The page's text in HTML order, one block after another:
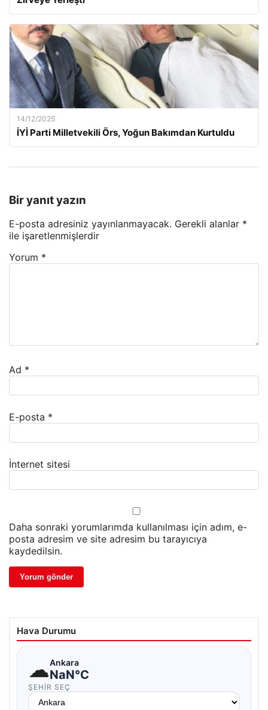
14/12/2025
İYİ Parti Milletvekili Örs, Yoğun Bakımdan Kurtuldu
Bir yanıt yazın
E-posta adresiniz yayınlanmayacak. Gerekli alanlar *
ile işaretlenmişlerdir
Yorum *
Ad *
E-posta *
İnternet sitesi
Daha sonraki yorumlarımda kullanılması için adım, e-
posta adresim ve site adresim bu tarayıcıya
kaydedilsin.
Hava Durumu
☁Ankara
NaN°C
ŞEHIR SEÇ